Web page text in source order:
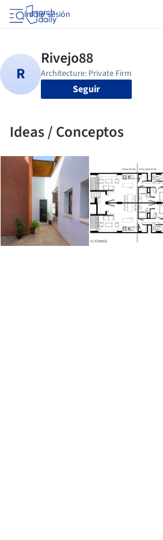
Iniciar sesión
Seguir
Ideas / Conceptos